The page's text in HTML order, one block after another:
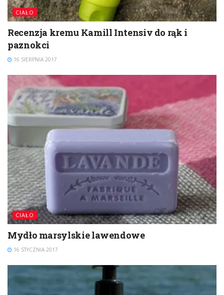
CIAŁO
Recenzja kremu Kamill Intensiv do rąk i
paznokci
16 SIERPNIA 2017
CIAŁO
Mydło marsylskie lawendowe
16 STYCZNIA 2017